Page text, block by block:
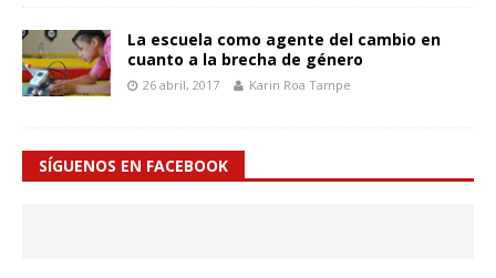
La escuela como agente del cambio en
cuanto a la brecha de género
26 abril, 2017 Karin Roa Tampe
SÍGUENOS EN FACEBOOK